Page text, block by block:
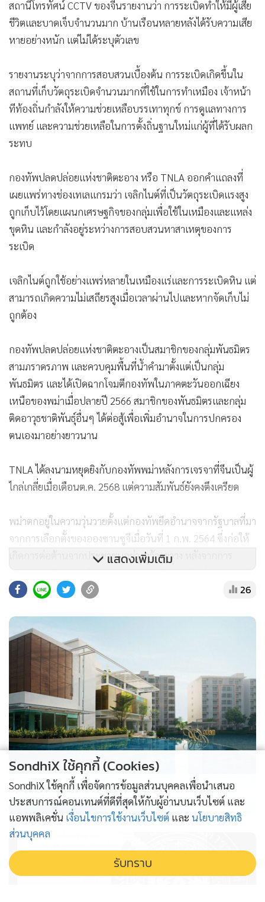
สถานีโทรทัศน์ CCTV ของจีนรายงานว่า การระเบิดทำให้มีผู้เสีย
ชีวิตและบาดเจ็บจำนวนมาก บ้านเรือนหลายหลังได้รับความเสีย
หายอย่างหนัก แต่ไม่ได้ระบุตัวเลข
รายงานระบุว่าจากการสอบสวนเบื้องต้น การระเบิดเกิดขึ้นใน
สถานที่เก็บวัตถุระเบิดจำนวนมากที่ใช้ในการทำเหมือง เจ้าหน้า
ทีท้องถิ่นกำลังให้ความช่วยเหลือบรรเทาทุกข์ การดูแลทางการ
แพทย์ และความช่วยเหลือในการตั้งถิ่นฐานใหม่แก่ผู้ที่ได้รับผลก
ระทบ
กองทัพปลดปล่อยแห่งชาติตะอาง หรือ TNLA ออกคำแถลงที่
เผยแพร่ทางช่องเทเลแกรมว่า เจลิกไนต์ที่เป็นวัตถุระเบิดแรงสูง
ถูกเก็บไว้โดยแผนกเศรษฐกิจของกลุ่มเพื่อใช้ในเหมืองและแหล่ง
ขุดหิน และกำลังอยู่ระหว่างการสอบสวนหาสาเหตุของการ
ระเบิด
เจลิกไนต์ถูกใช้อย่างแพร่หลายในเหมืองแร่และการระเบิดหิน แต่
สามารถเกิดความไม่เสถียรสูงเมื่อเวลาผ่านไปและหากจัดเก็บไม่
ถูกต้อง
กองทัพปลดปล่อยแห่งชาติตะอางเป็นสมาชิกของกลุ่มพันธมิตร
สามภราดรภาพ และควบคุมพื้นที่น้ำคำมาตั้งแต่เป็นกลุ่ม
พันธมิตร และได้เปิดฉากโจมตีกองทัพในภาคตะวันออกเฉียง
เหนือของพม่าเมื่อปลายปี 2566 สมาชิกของพันธมิตรและกลุ่ม
ติดอาวุธชาติพันธุ์อื่นๆ ได้ต่อสู้เพื่อเพิ่มอำนาจในการปกครอง
ตนเองมาอย่างยาวนาน
TNLA ได้ลงนามหยุดยิงกับกองทัพพม่าหลังการเจรจาที่จีนเป็นผู้
ไกล่เกลี่ยเมื่อเดือนต.ค. 2568 แต่ความสัมพันธ์ยังคงตึงเครียด
พม่าตกอยู่ในความวุ่นวายตั้งแต่กองทัพยึดอำนาจจากรัฐบาลที่มา
จากการเลือกตั้งของอองซานซูจีเมื่อวันที่ 1 ก.พ. 2564 ซึ่งก่อให้
เกิดการต่อต้านจากประชาชนอย่างกว้างขวาง หลังจากการ
ชุมนุมประท้วงอย่างสันติถูกปราบปรามด้วยกำลังอย่างรุนแรง ผู้
ต่อต้านการปกครองของกองทัพจำนวนมากจึงจับอาวุธต่อสู้ และ
แสดงเพิ่มเติม
26
PROPERTY PERFECT -the Lake
SondhiX ใช้คุกกี้ (Cookies)
SondhiX ใช้คุกกี้ เพื่อจัดการข้อมูลส่วนบุคคลเพื่อนำเสนอ
ประสบการณ์คอนเทนต์ที่ดีที่สุดให้กับผู้อ่านบนเว็บไซต์ และ
แอพพลิเคชั่น เงื่อนไขการใช้งานเว็บไซต์ และ นโยบายสิทธิ
ส่วนบุคคล
รับทราบ